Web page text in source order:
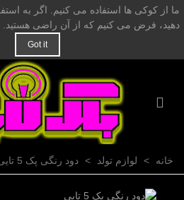
ما از کوکی ها استفاده می کنیم. اگر به
دهید، فرض می کنیم که از آن راضی هستید.
Got it
خانه > لوازم تولد > دود رنگی پک 5 تایی